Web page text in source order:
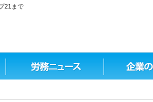
21まで